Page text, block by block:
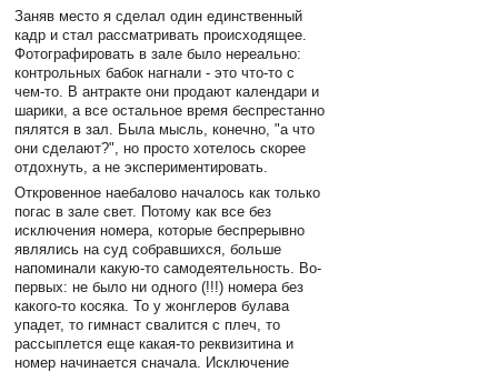
Заняв место я сделал один единственный
кадр и стал рассматривать происходящее.
Фотографировать в зале было нереально:
контрольных бабок нагнали - это что-то с
чем-то. В антракте они продают календари и
шарики, а все остальное время беспрестанно
пялятся в зал. Была мысль, конечно, "а что
они сделают?", но просто хотелось скорее
отдохнуть, а не экспериментировать.
Откровенное наебалово началось как только
погас в зале свет. Потому как все без
исключения номера, которые беспрерывно
являлись на суд собравшихся, больше
напоминали какую-то самодеятельность. Во-
первых: не было ни одного (!!!) номера без
какого-то косяка. То у жонглеров булава
упадет, то гимнаст свалится с плеч, то
рассыплется еще какая-то реквизитина и
номер начинается сначала. Исключение